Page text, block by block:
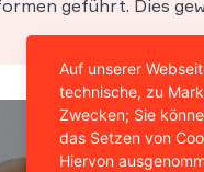
geführt. Dies
Auf unserer
technische, zu
Zwecken; Sie
das Setzen von
Hiervon